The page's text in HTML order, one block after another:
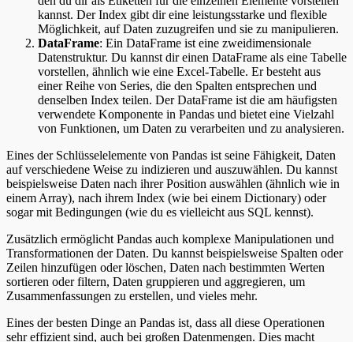
kannst. Der Index gibt dir eine leistungsstarke und flexible
Möglichkeit, auf Daten zuzugreifen und sie zu manipulieren.
DataFrame: Ein DataFrame ist eine zweidimensionale
Datenstruktur. Du kannst dir einen DataFrame als eine Tabelle
vorstellen, ähnlich wie eine Excel-Tabelle. Er besteht aus
einer Reihe von Series, die den Spalten entsprechen und
denselben Index teilen. Der DataFrame ist die am häufigsten
verwendete Komponente in Pandas und bietet eine Vielzahl
von Funktionen, um Daten zu verarbeiten und zu analysieren.
Eines der Schlüsselelemente von Pandas ist seine Fähigkeit, Daten
auf verschiedene Weise zu indizieren und auszuwählen. Du kannst
beispielsweise Daten nach ihrer Position auswählen (ähnlich wie in
einem Array), nach ihrem Index (wie bei einem Dictionary) oder
sogar mit Bedingungen (wie du es vielleicht aus SQL kennst).
Zusätzlich ermöglicht Pandas auch komplexe Manipulationen und
Transformationen der Daten. Du kannst beispielsweise Spalten oder
Zeilen hinzufügen oder löschen, Daten nach bestimmten Werten
sortieren oder filtern, Daten gruppieren und aggregieren, um
Zusammenfassungen zu erstellen, und vieles mehr.
Eines der besten Dinge an Pandas ist, dass all diese Operationen
sehr effizient sind, auch bei großen Datenmengen. Dies macht